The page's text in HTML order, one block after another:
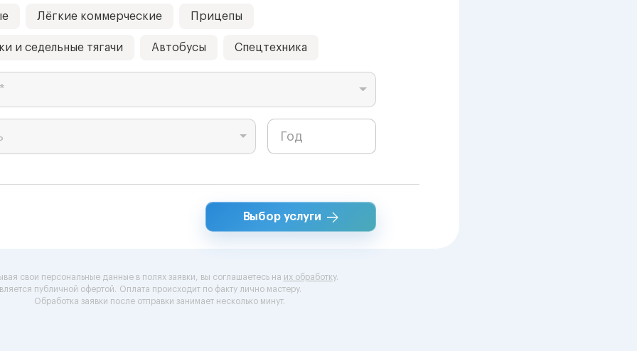
Лёгкие коммерческие Прицепы
и седельные тягачи Автобусы Спецтехника
Выбор услуги
свои персональные данные в полях заявки, вы соглашаетесь на их обработку.
публичной офертой. Оплата происходит по факту лично мастеру.
Обработка заявки после отправки занимает несколько минут.